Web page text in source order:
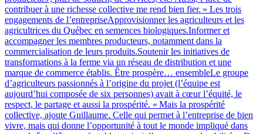
contribuer à une richesse collective me rend bien fier. » Les trois
engagements de l’entrepriseApprovisionner les agriculteurs et les
agricultrices du Québec en semences biologiques.Informer et
accompagner les membres producteurs, notamment dans la
commercialisation de leurs produits.Soutenir les initiatives de
transformations à la ferme via un réseau de distribution et une
marque de commerce établis. Être prospère… ensembleLe groupe
d’agriculteurs passionnés à l’origine du projet (l’équipe est
aujourd’hui composée de six personnes) avait à cœur l’équité, le
respect, le partage et aussi la prospérité. « Mais la prospérité
collective, ajoute Guillaume. Celle qui permet à l’entreprise de bien
vivre, mais qui donne l’opportunité à tout le monde impliqué dans